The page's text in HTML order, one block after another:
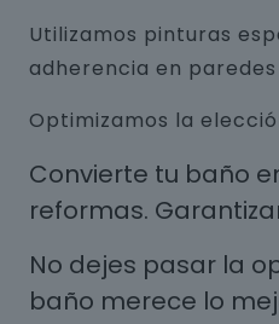
Utilizamos pinturas
adherencia en
Optimizamos la
Convierte tu baño
reformas.
No dejes pasar la
baño merece lo